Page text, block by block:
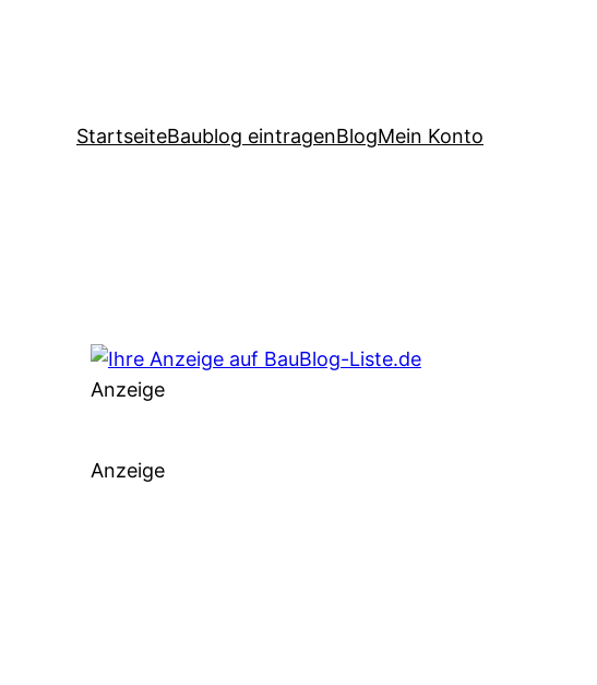
StartseiteBaublog eintragenBlogMein Konto
Anzeige
Anzeige